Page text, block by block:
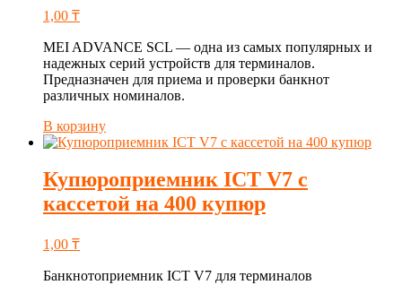
1,00 ₸
MEI ADVANCE SCL — одна из самых популярных и
надежных серий устройств для терминалов.
Предназначен для приема и проверки банкнот
различных номиналов.
В корзину
Купюроприемник ICT V7 с
кассетой на 400 купюр
1,00 ₸
Банкнотоприемник ICT V7 для терминалов